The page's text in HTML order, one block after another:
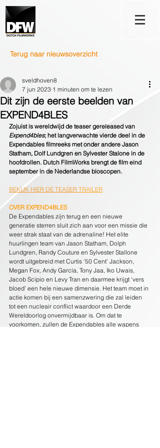
Terug naar nieuwsoverzicht
Dit zijn de eerste beelden van
EXPEND4BLES
sveldhoven8
7 jun 2023 1 minuten om te lezen
Zojuist is wereldwijd de teaser gereleased van
Expend4bles; het langverwachte vierde deel in de
Expendables filmreeks met onder andere Jason
Statham, Dolf Lundgren en Sylvester Stalone in de
hoofdrollen. Dutch FilmWorks brengt de film eind
september in de Nederlandse bioscopen.
BEKIJK HIER DE TEASER TRAILER
OVER EXPEND4BLES
De Expendables zijn terug en een nieuwe
generatie sterren sluit zich aan voor een missie die
weer strak staat van de adrenaline! Het elite
huurlingen team van Jason Statham, Dolph
Lundgren, Randy Couture en Sylvester Stallone
wordt uitgebreid met Curtis ‘50 Cent’ Jackson,
Megan Fox, Andy García, Tony Jaa, Iko Uwais,
Jacob Scipio en Levy Tran en daarmee krijgt ‘vers
bloed’ een hele nieuwe dimensie. Het team moet in
actie komen bij een samenzwering die zal leiden
tot een nucleair conflict waardoor een Derde
Wereldoorlog onvermijdbaar is. Om dat te
voorkomen, zullen de Expendables alle wapens